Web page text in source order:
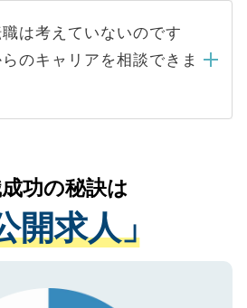
が求める条件に合った人材の
会社に依頼するケースが増え
はキャリアパートナーが行い
いすることはありませんの
ださい。当サイトからの登録
たご登録者様の個人情報は、
リアアップおよび転職活動の
使用いたします。お預かりし
個人データはご本人の許可
の取り扱いについての厳密な
たした事業者のみに付与され
シーマークを取得済みです。
に関してもご安心ください。
は考えていないのです
のキャリアを相談できま
現在の医療機関の状況や紹介
ながら、適切なアドバイスを
きます。すぐにご転職をされ
長期的なサポートが可能です
登録ください。
功の秘訣は
開求人」